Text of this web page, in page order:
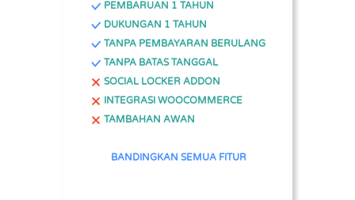
PEMBARUAN 1 TAHUN
DUKUNGAN 1 TAHUN
TANPA PEMBAYARAN BERULANG
TANPA BATAS TANGGAL
SOCIAL LOCKER ADDON
INTEGRASI WOOCOMMERCE
TAMBAHAN AWAN
BANDINGKAN SEMUA FITUR